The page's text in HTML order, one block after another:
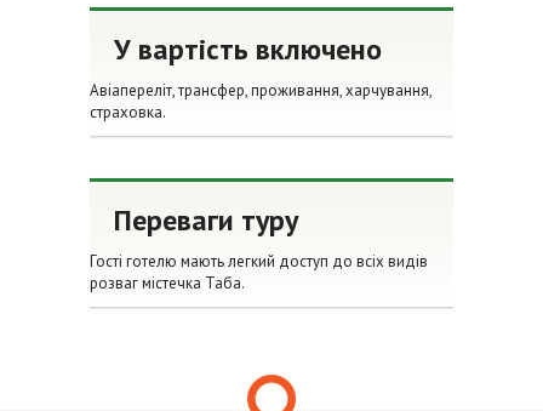
У вартість включено
Авіапереліт, трансфер, проживання, харчування,
страховка.
Переваги туру
Гості готелю мають легкий доступ до всіх видів
розваг містечка Таба.